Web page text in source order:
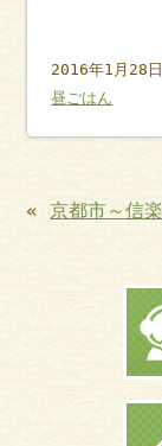
2016年1月28
昼ごはん
«京都市～信楽